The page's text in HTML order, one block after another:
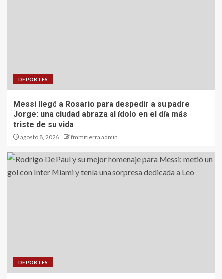
DEPORTES
Messi llegó a Rosario para despedir a su padre
Jorge: una ciudad abraza al ídolo en el día más
triste de su vida
agosto 8, 2026 fmmitierra admin
DEPORTES